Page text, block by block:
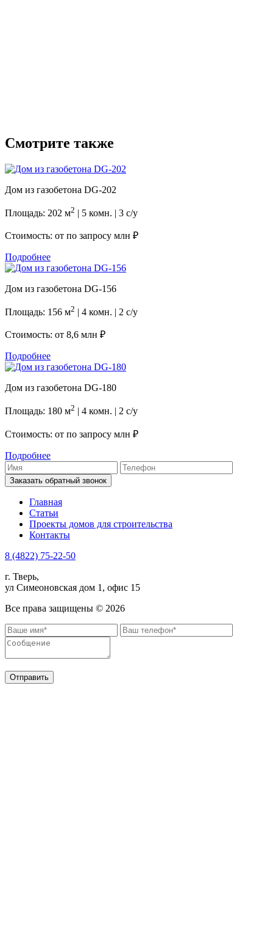
Смотрите также
Дом из газобетона DG-202
Площадь: 202 м2 | 5 комн. | 3 с/у
Стоимость: от по запросу млн ₽
Подробнее
Дом из газобетона DG-156
Площадь: 156 м2 | 4 комн. | 2 с/у
Стоимость: от 8,6 млн ₽
Подробнее
Дом из газобетона DG-180
Площадь: 180 м2 | 4 комн. | 2 с/у
Стоимость: от по запросу млн ₽
Подробнее
Заказать обратный звонок
Главная
Статьи
Проекты домов для строительства
Контакты
8 (4822) 75-22-50
г. Тверь,
ул Симеоновская дом 1, офис 15
Все права защищены © 2026